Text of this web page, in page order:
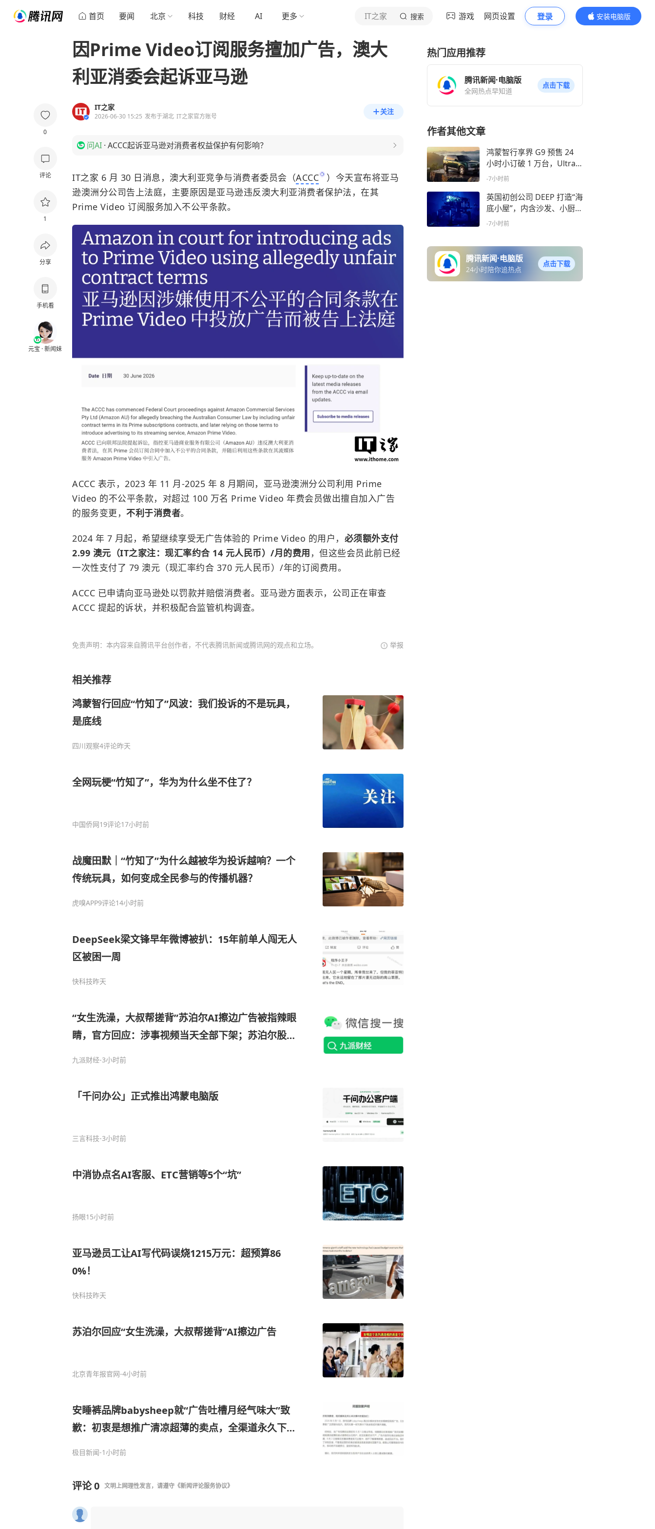
首页 要闻 北京 科技 财经 AI 更多 IT之家 搜索 游戏 网页设置 登录
安装电脑版
内容更精彩
0
评论
1
分享
手机看
元宝 · 新闻妹
因Prime Video订阅服务擅加广告，澳大
利亚消委会起诉亚马逊
IT之家
2026-06-30 15:25 发布于湖北 IT之家官方账号
关注
问AI · ACCC起诉亚马逊对消费者权益保护有何影响？
IT之家 6 月 30 日消息，澳大利亚竞争与消费者委员会（ACCC
）今天宣布将亚马
逊澳洲分公司告上法庭，主要原因是亚马逊违反澳大利亚消费者保护法，在其
Prime Video 订阅服务加入不公平条款。
ACCC 表示，2023 年 11 月-2025 年 8 月期间，亚马逊澳洲分公司利用 Prime
Video 的不公平条款，对超过 100 万名 Prime Video 年费会员做出擅自加入广告
的服务变更， 不利于消费者。
2024 年 7 月起，希望继续享受无广告体验的 Prime Video 的用户， 必须额外支付
2.99 澳元（IT之家注：现汇率约合 14 元人民币）/月的费用 ，但这些会员此前已经
一次性支付了 79 澳元（现汇率约合 370 元人民币）/年的订阅费用。
ACCC 已申请向亚马逊处以罚款并赔偿消费者。亚马逊方面表示，公司正在审查
ACCC 提起的诉状，并积极配合监管机构调查。
免责声明：本内容来自腾讯平台创作者，不代表腾讯新闻或腾讯网的观点和立场。 举报
相关推荐
鸿蒙智行回应“竹知了”风波：我们投诉的不是玩具，
是底线
四川观察4评论昨天
全网玩梗“竹知了”，华为为什么坐不住了？
中国侨网19评论17小时前
战魔田默｜“竹知了”为什么越被华为投诉越响？一个
传统玩具，如何变成全民参与的传播机器？
虎嗅APP9评论14小时前
DeepSeek梁文锋早年微博被扒：15年前单人闯无人
区被困一周
快科技昨天
“女生洗澡，大叔帮搓背”苏泊尔AI擦边广告被指辣眼
睛，官方回应：涉事视频当天全部下架；苏泊尔股价
已连续下跌4天
九派财经-3小时前
「千问办公」正式推出鸿蒙电脑版
三言科技-3小时前
中消协点名AI客服、ETC营销等5个“坑”
扬眼15小时前
亚马逊员工让AI写代码误烧1215万元：超预算86
0%！
快科技昨天
苏泊尔回应“女生洗澡，大叔帮搓背”AI擦边广告
北京青年报官网-4小时前
安睡裤品牌babysheep就“广告吐槽月经气味大”致
歉：初衷是想推广清凉超薄的卖点，全渠道永久下架
争议短视频，全面清查所有营销素材
极目新闻-1小时前
评论0 文明上网理性发言，请遵守 《新闻评论服务协议》
热门应用推荐
腾讯新闻·电脑版
全网热点早知道
点击下载
作者其他文章
鸿蒙智行享界 G9 预售 24
小时小订破 1 万台，Ultra
占比达 90%
-7小时前
英国初创公司 DEEP 打造“海
底小屋”，内含沙发、小厨房
和四张床
-7小时前
腾讯新闻·电脑版
24小时陪你追热点
点击下载